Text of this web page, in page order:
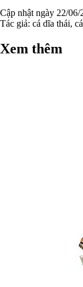
Cập nhật ngày 22/06/
Tác giả: cá dĩa thái,
Xem thêm